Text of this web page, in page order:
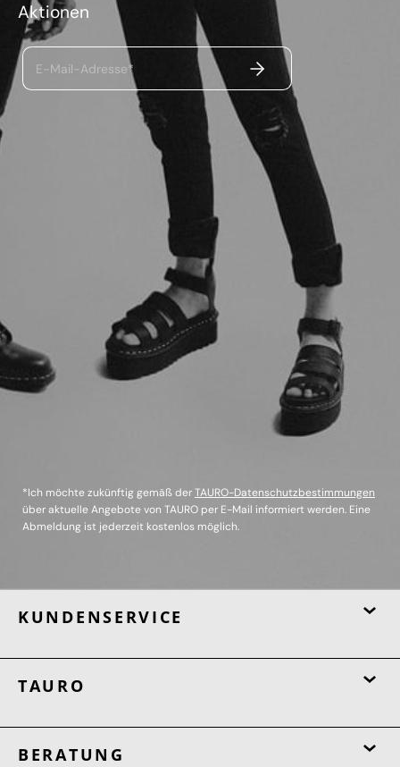
Aktionen
E-Mail-Adresse* ABSENDEN
*Ich möchte zukünftig gemäß derTAURO-Datenschutzbestimmungen
über aktuelle Angebote von TAURO per E-Mail informiert werden. Eine
Abmeldung ist jederzeit kostenlos möglich.
KUNDENSERVICE
TAURO
BERATUNG